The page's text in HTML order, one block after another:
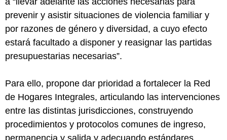
prevenir y asistir situaciones de violencia familiar y
por razones de género y diversidad, a cuyo efecto
estará facultado a disponer y reasignar las partidas
presupuestarias necesarias”.
Para ello, propone dar prioridad a fortalecer la Red
de Hogares Integrales, articulando las intervenciones
entre las distintas jurisdicciones, construyendo
procedimientos y protocolos comunes de ingreso,
permanencia y salida y adecuando estándares